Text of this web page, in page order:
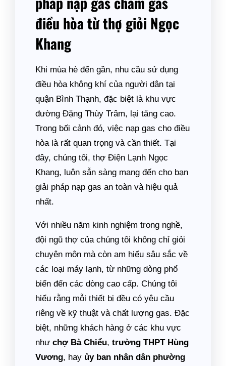
điều hòa từ thợ giỏi Ngọc
Khang
Khi mùa hè đến gần, nhu cầu sử dụng
điều hòa không khí của người dân tại
quận Bình Thạnh, đặc biệt là khu vực
đường Đặng Thùy Trâm, lại tăng cao.
Trong bối cảnh đó, việc nạp gas cho điều
hòa là rất quan trọng và cần thiết. Tại
đây, chúng tôi, thợ Điện Lạnh Ngọc
Khang, luôn sẵn sàng mang đến cho bạn
giải pháp nạp gas an toàn và hiệu quả
nhất.
Với nhiều năm kinh nghiệm trong nghề,
đội ngũ thợ của chúng tôi không chỉ giỏi
chuyên môn mà còn am hiểu sâu sắc về
các loại máy lạnh, từ những dòng phổ
biến đến các dòng cao cấp. Chúng tôi
hiểu rằng mỗi thiết bị đều có yêu cầu
riêng về kỹ thuật và chất lượng gas. Đặc
biệt, những khách hàng ở các khu vực
như chợ Bà Chiểu, trường THPT Hùng
Vương, hay ủy ban nhân dân phường